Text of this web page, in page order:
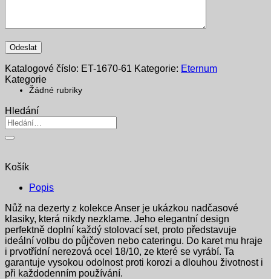
Katalogové číslo: ET-1670-61 Kategorie: Eternum
Kategorie
Žádné rubriky
Hledání
Hledat:
Košík
Popis
Nůž na dezerty z kolekce Anser je ukázkou nadčasové
klasiky, která nikdy nezklame. Jeho elegantní design
perfektně doplní každý stolovací set, proto představuje
ideální volbu do půjčoven nebo cateringu. Do karet mu hraje
i prvotřídní nerezová ocel 18/10, ze které se vyrábí. Ta
garantuje vysokou odolnost proti korozi a dlouhou životnost i
při každodenním používání.